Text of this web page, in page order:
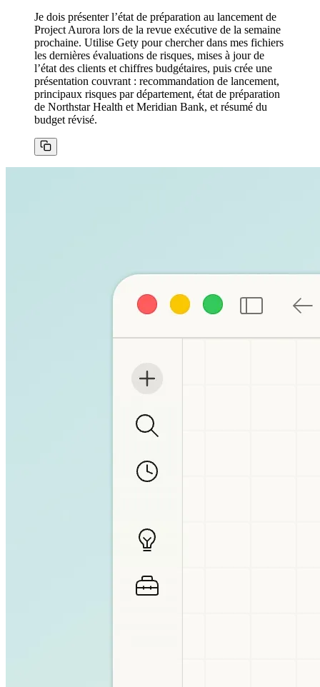
Je dois présenter l’état de préparation au lancement de
Project Aurora lors de la revue exécutive de la semaine
prochaine. Utilise Gety pour chercher dans mes fichiers
les dernières évaluations de risques, mises à jour de
l’état des clients et chiffres budgétaires, puis crée une
présentation couvrant : recommandation de lancement,
principaux risques par département, état de préparation
de Northstar Health et Meridian Bank, et résumé du
budget révisé.